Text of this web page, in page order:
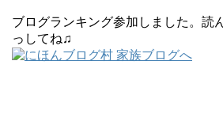
ブログランキング参加しました。読
っしてね♫